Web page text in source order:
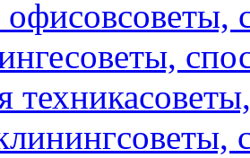
советы,
советы,
техника
советы,